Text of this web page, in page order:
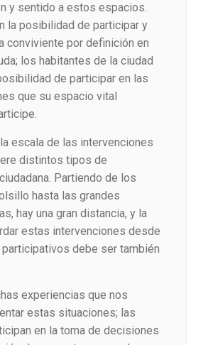
y sentido a estos espacios.
la posibilidad de participar y
conviviente por definición en
los habitantes de la ciudad
de participar en las
que su espacio vital
escala de las intervenciones
distintos tipos de
Partiendo de los
hasta las grandes
hay una gran distancia, y la
estas intervenciones desde
debe ser también
experiencias que nos
estas situaciones; las
en la toma de decisiones